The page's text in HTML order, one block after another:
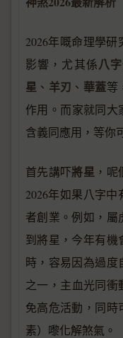
2026年嘅命理學
影響，尤其係八
星 、 羊刃 、 華蓋等
作用。而家就同大
含義同應用，等你
首先講吓將星 ，
2026年如果八字中
者創業。例如，屬
到將星，今年有機
時，容易因為過度
之一，主血光同衝
免高危活動，同時
素）嚟化解煞氣。